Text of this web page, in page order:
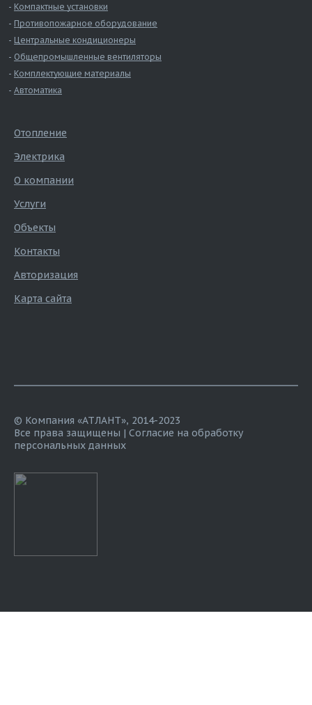
Компактные установки
Противопожарное оборудование
Центральные кондиционеры
Общепромышленные вентиляторы
Комплектующие материалы
Автоматика
Отопление
Электрика
О компании
Услуги
Объекты
Контакты
Авторизация
Карта сайта
© Компания «АТЛАНТ», 2014-2023
Все права защищены | Согласие на обработку
персональных данных